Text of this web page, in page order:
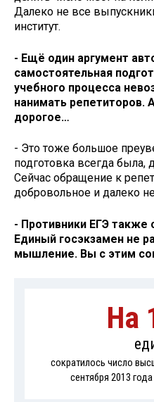
Далеко не все
институт.
- Ещё один аргумент
самостоятельная
учебного процесса
нанимать репетиторов.
дорогое…
- Это тоже большое
подготовка всегда была,
Сейчас обращение к
добровольное и далеко
- Противники ЕГЭ также
Единый госэкзамен не
мышление. Вы с этим
На
сократилось число
сентября 2013